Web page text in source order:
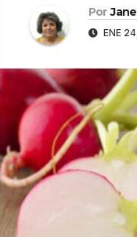
Por
ENE